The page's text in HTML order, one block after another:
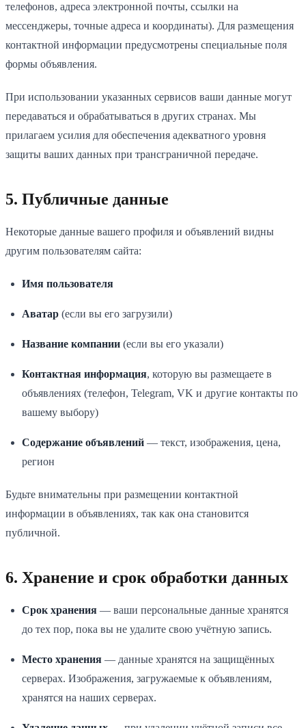
телефонов, адреса электронной почты, ссылки на
мессенджеры, точные адреса и координаты). Для размещения
контактной информации предусмотрены специальные поля
формы объявления.
При использовании указанных сервисов ваши данные могут
передаваться и обрабатываться в других странах. Мы
прилагаем усилия для обеспечения адекватного уровня
защиты ваших данных при трансграничной передаче.
5. Публичные данные
Некоторые данные вашего профиля и объявлений видны
другим пользователям сайта:
Имя пользователя
Аватар (если вы его загрузили)
Название компании (если вы его указали)
Контактная информация, которую вы размещаете в
объявлениях (телефон, Telegram, VK и другие контакты по
вашему выбору)
Содержание объявлений — текст, изображения, цена,
регион
Будьте внимательны при размещении контактной
информации в объявлениях, так как она становится
публичной.
6. Хранение и срок обработки данных
Срок хранения — ваши персональные данные хранятся
до тех пор, пока вы не удалите свою учётную запись.
Место хранения — данные хранятся на защищённых
серверах. Изображения, загружаемые к объявлениям,
хранятся на наших серверах.